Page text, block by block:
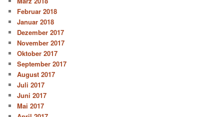
Februar 2018
Januar 2018
Dezember 2017
November 2017
Oktober 2017
September 2017
August 2017
Juli 2017
Juni 2017
Mai 2017